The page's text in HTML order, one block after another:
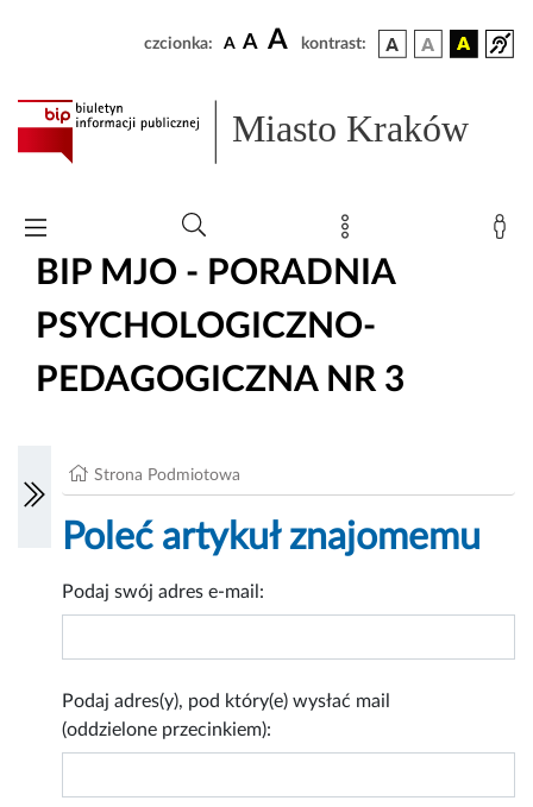
czcionka: A A A kontrast:
Miasto Kraków
BIP MJO - PORADNIA
PSYCHOLOGICZNO-
PEDAGOGICZNA NR 3
Strona Podmiotowa
Poleć artykuł znajomemu
Podaj swój adres e-mail:
Podaj adres(y), pod który(e) wysłać mail
(oddzielone przecinkiem):